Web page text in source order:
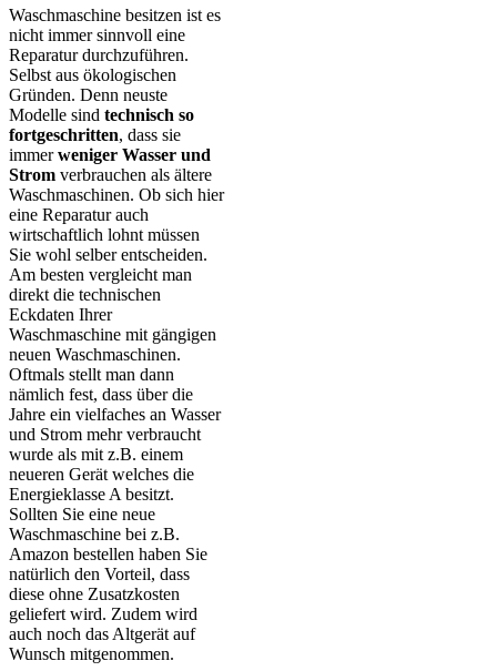
Waschmaschine besitzen ist es
nicht immer sinnvoll eine
Reparatur durchzuführen.
Selbst aus ökologischen
Gründen. Denn neuste
Modelle sind technisch so
fortgeschritten, dass sie
immerweniger Wasser und
Strom verbrauchen als ältere
Waschmaschinen. Ob sich hier
eine Reparatur auch
wirtschaftlich lohnt müssen
Sie wohl selber entscheiden.
Am besten vergleicht man
direkt die technischen
Eckdaten Ihrer
Waschmaschine mit gängigen
neuen Waschmaschinen.
Oftmals stellt man dann
nämlich fest, dass über die
Jahre ein vielfaches an Wasser
und Strom mehr verbraucht
wurde als mit z.B. einem
neueren Gerät welches die
Energieklasse A besitzt.
Sollten Sie eine neue
Waschmaschine bei z.B.
Amazon bestellen haben Sie
natürlich den Vorteil, dass
diese ohne Zusatzkosten
geliefert wird. Zudem wird
auch noch das Altgerät auf
Wunsch mitgenommen.